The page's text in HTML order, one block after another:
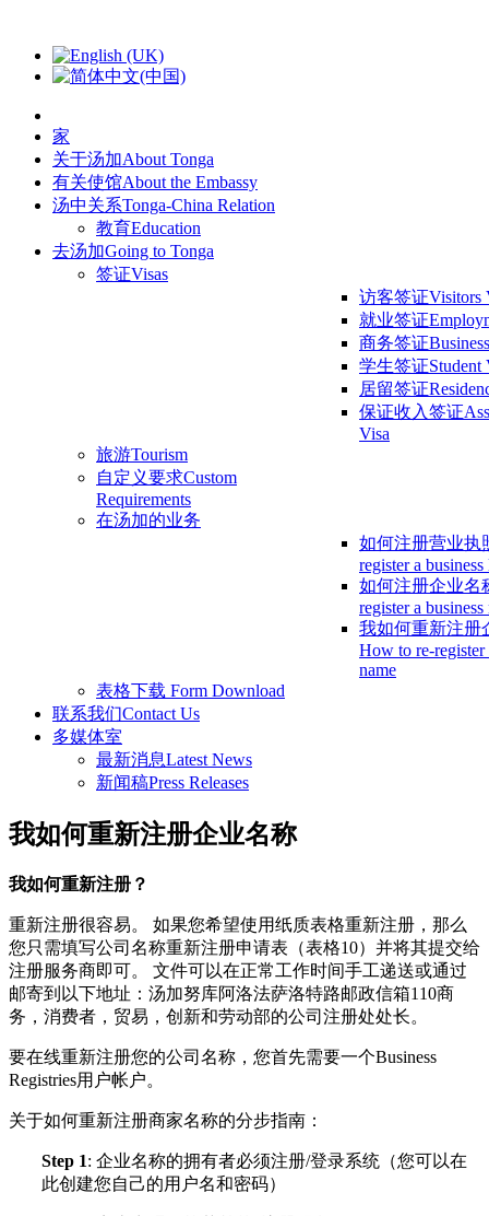
家
关于汤加About Tonga
有关使馆About the Embassy
汤中关系Tonga-China Relation
教育Education
去汤加Going to Tonga
签证Visas
访客签证Visitors
就业签证
商务签证
学生签证Student
居留签证
保证收入签证
Visa
旅游Tourism
自定义要求Custom
Requirements
在汤加的业务
如何注册营业执
register a business
如何注册企业名
register a business
我如何重新注册
How to re-register
name
表格下载 Form Download
联系我们Contact Us
多媒体室
最新消息Latest News
新闻稿Press Releases
我如何重新注册企业名称
我如何重新注册？
重新注册很容易。 如果您希望使用纸质表格重新注册，那么
您只需填写公司名称重新注册申请表（表格10）并将其提交给
注册服务商即可。 文件可以在正常工作时间手工递送或通过
邮寄到以下地址：汤加努库阿洛法萨洛特路邮政信箱110商
务，消费者，贸易，创新和劳动部的公司注册处处长。
要在线重新注册您的公司名称，您首先需要一个Business
Registries用户帐户。
关于如何重新注册商家名称的分步指南：
Step 1: 企业名称的拥有者必须注册/登录系统（您可以在
此创建您自己的用户名和密码）